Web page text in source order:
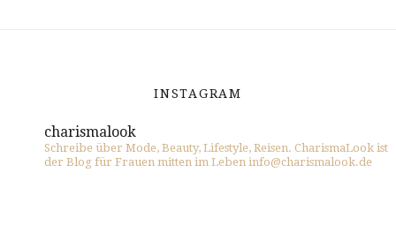
INSTAGRAM
charismalook
Schreibe über Mode, Beauty, Lifestyle, Reisen. CharismaLook ist
der Blog für Frauen mitten im Leben info@charismalook.de